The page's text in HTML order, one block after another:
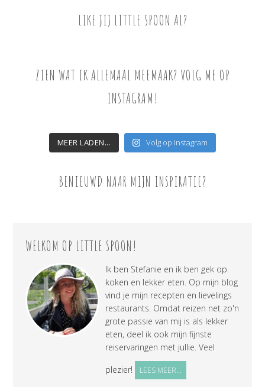
LIKE JIJ LITTLE SPOON AL?
ZIEN WAT IK ALLEMAAL MEEMAAK? VOLG ME OP
INSTAGRAM!
MEER LADEN... Volg op Instagram
BENIEUWD NAAR MIJN INSPIRATIE?
WELKOM OP LITTLE SPOON!
Ik ben Stefanie en ik ben gek op
koken en lekker eten. Op mijn blog
vind je mijn recepten en lievelings
restaurants. Omdat reizen net zo'n
grote passie van mij is als lekker
eten, deel ik ook mijn fijnste
reiservaringen met jullie. Veel
plezier!
LEES MEER...